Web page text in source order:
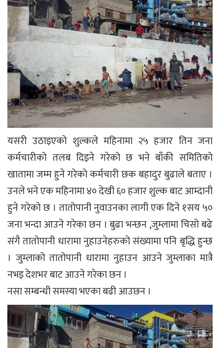
यसरी उठाइएको शुल्कले महिनामा २५ हजार तिन जना
कर्मचारीको तलब दिइने गरेको छ भने बाँकी समितिको
खातामा जम्म हुने गरेको कर्मचारी छक बहादुर बुढाले बताए ।
उनले भने एक महिनामा ४० देखी ६० हजार शुल्क बाट आम्दानी
हुने गरेको छ । तातोपानी नुवाउनका लागी एक दिने १सय ५०
जना भन्दा आउने गरेका छन । बुढा भन्छन ,जुम्लामा चिसो बढे
संगै तातोपानी धारामा नुहाउनेहरुको संख्यामा पनि बृद्धि हुन्छ
। जुम्लाको तातोपानी धारामा नुहाउन आउने जुम्लाका मात्रै
नभइ देशभर बाट आउने गरेका छन ।
नसा सम्बन्धी समस्या भएका बढी आउछन ।